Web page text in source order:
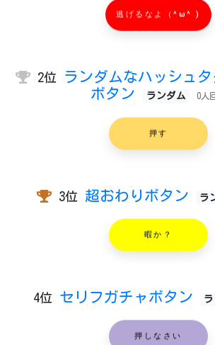
逃げるなよ（^ω^ )
2位
ランダムなハッシュ
ボタン
ランダム 0人
押す
3位 超おわりボタン ラ
暇か？
4位 セリフガチャボタン
押しなさい